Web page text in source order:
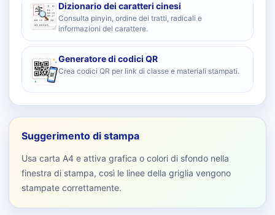
Dizionario dei caratteri cinesi
Consulta pinyin, ordine dei tratti, radicali e
informazioni del carattere.
Generatore di codici QR
Crea codici QR per link di classe e materiali stampati.
Suggerimento di stampa
Usa carta A4 e attiva grafica o colori di sfondo nella
finestra di stampa, così le linee della griglia vengono
stampate correttamente.